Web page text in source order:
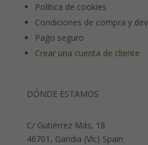
Política de cookies
Condiciones de compra y
Pago seguro
Crear una cuenta de cliente
DÓNDE ESTAMOS
C/ Gutiérrez Más, 18
46701, Gandia (Vlc) Spain